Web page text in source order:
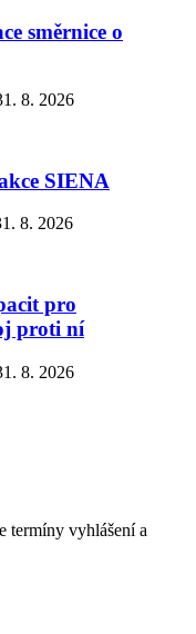
směrnice o
8. 2026
SIENA
8. 2026
pro
proti ní
8. 2026
termíny vyhlášení a